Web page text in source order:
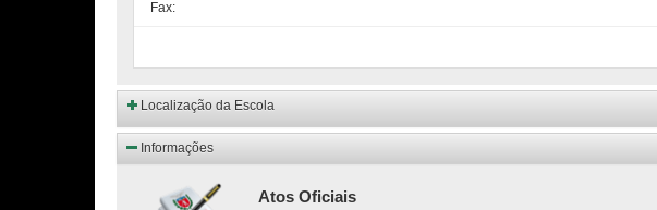
Fax:
Localização da Escola
Informações
Atos Oficiais